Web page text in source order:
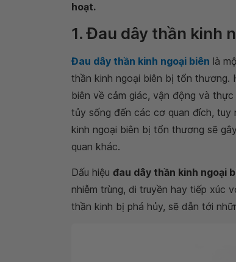
hoạt.
1. Đau dây thần kinh
Đau dây thần kinh ngoại biên là
thần kinh ngoại biên bị tổn thương.
biên về cảm giác, vận động và
tủy sống đến các cơ quan đích,
kinh ngoại biên bị tổn thương sẽ
quan khác.
Dấu hiệu đau dây thần kinh ngoại
nhiễm trùng, di truyền hay tiếp xúc
thần kinh bị phá hủy, sẽ dẫn tới